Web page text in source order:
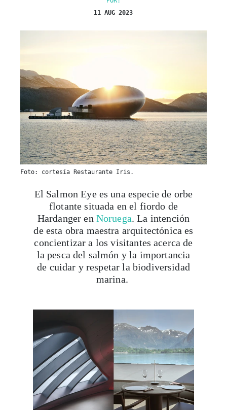
11 AUG 2023
Foto: cortesía Restaurante Iris.
El Salmon Eye es una especie de orbe
flotante situada en el fiordo de
Hardanger en Noruega. La intención
de esta obra maestra arquitectónica es
concientizar a los visitantes acerca de
la pesca del salmón y la importancia
de cuidar y respetar la biodiversidad
marina.